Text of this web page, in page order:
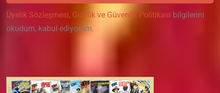
Üyelik Sözleşmesi, Gizlilik ve Güvenlik Politikası bilgilerini
okudum, kabul ediyorum.